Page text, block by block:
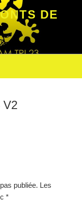
DE
V2
publiée. Les
*